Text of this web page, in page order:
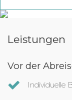
Leistungen
Vor der
Individuelle